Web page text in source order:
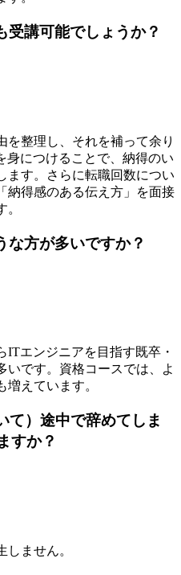
受講可能でしょうか？
を整理し、それを補って余り
身につけることで、納得のい
ます。さらに転職回数につい
納得感のある伝え方」を面接
な方が多いですか？
ITエンジニアを目指す既卒・
いです。資格コースでは、よ
増えています。
て）途中で辞めてしま
すか？
ません。